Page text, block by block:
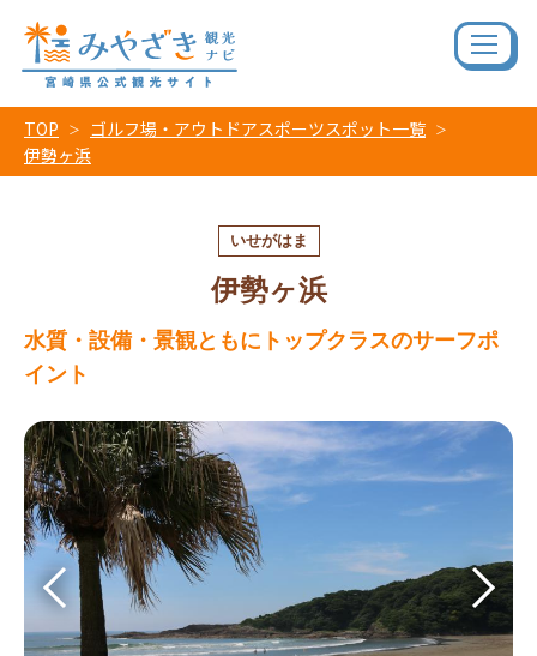
TOP
ゴルフ場・アウトドアスポーツスポット一覧
伊勢ヶ浜
いせがはま
伊勢ヶ浜
水質・設備・景観ともにトップクラスのサーフポ
イント